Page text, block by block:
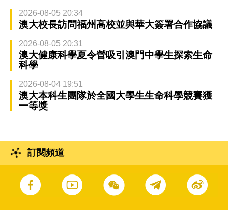
2026-08-05 20:34
澳大校長訪問福州高校並與華大簽署合作協議
2026-08-05 20:31
澳大健康科學夏令營吸引澳門中學生探索生命
科學
2026-08-04 19:51
澳大本科生團隊於全國大學生生命科學競賽獲
一等獎
訂閱頻道